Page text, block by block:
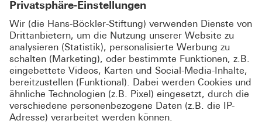
SCHÖN, DASS DU HIER BIST!
MELDE DICH KOSTENLOS AN UND
ABONNIERE UNSEREN
NEWSLETTER